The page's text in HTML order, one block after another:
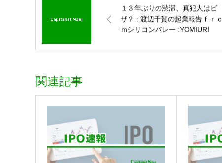
１３年ぶりの渋滞、真犯人はビ
ザ？ : 渡辺千賀の起業報告ｆｒｏ
ｍシリコンバレー :YOMIURI
関連記事